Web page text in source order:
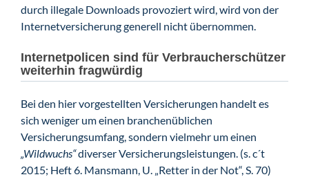
durch illegale Downloads provoziert wird, wird von der
Internetversicherung generell nicht übernommen.
Internetpolicen sind für Verbraucherschützer
weiterhin fragwürdig
Bei den hier vorgestellten Versicherungen handelt es
sich weniger um einen branchenüblichen
Versicherungsumfang, sondern vielmehr um einen
„Wildwuchs“diverser Versicherungsleistungen. (s. c´t
2015; Heft 6. Mansmann, U. „Retter in der Not“, S. 70)